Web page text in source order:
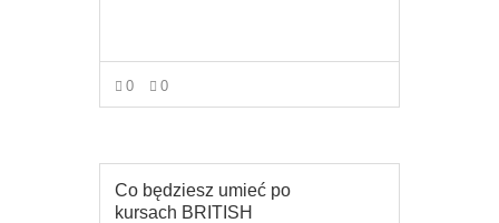
0 0
Co będziesz umieć po
kursach BRITISH